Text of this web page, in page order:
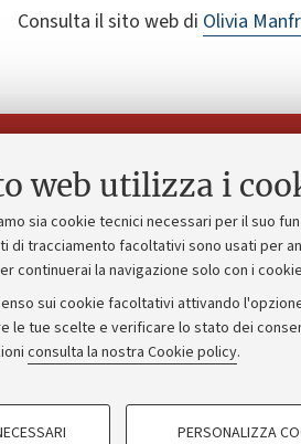
web utilizza i
sia cookie tecnici necessari per il suo
di tracciamento facoltativi sono usati per
continuerai la navigazione solo con i
sui cookie facoltativi attivando
le tue scelte e verificare lo stato dei
consulta la nostra Cookie policy.
- FACOLTATIVI
PERSONALIZZA
Consulta il sito web di Olivia
generale
Piano strategico
Bilanci
Donazioni e
Merchandising -